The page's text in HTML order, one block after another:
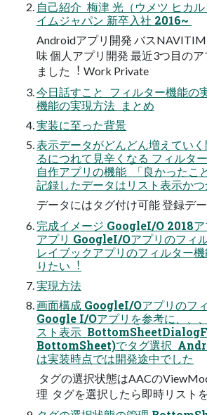
⾃⼰紹介  梅津 光（ウメツ ヒカ
イムジャパン 新卒⼊社 2016~ 
Androidアプリ開発 バス
味 個⼈アプリ開発 最近3つ⽬のア
ました︕ Work Private
今⽇話すこと  フィルター機能の
機能の実現⽅法  まとめ
実装に⾄った背景
表⽰データがどんどん増えていく
るにつれて⾒⾟くなる フィルター
⾃作アプリの機能  「良かったこ
記録したデータはリスト表⽰かつ
データにはタグ付け可能 登録デ
完成イメージ GoogleI/O 2018ア
アプリ GoogleI/Oアプリのフィ
レイブックアプリのフィルター
りたい︕
実現⽅法
画⾯構成 GoogleI/Oアプリのフ
Google I/Oアプリを参考に、、
スト表⽰ 
BottomSheet)でタグ選択 
は実装時点では開発途中でした
 タグの選択状態はAACの
理  タグを選択したら即時リスト